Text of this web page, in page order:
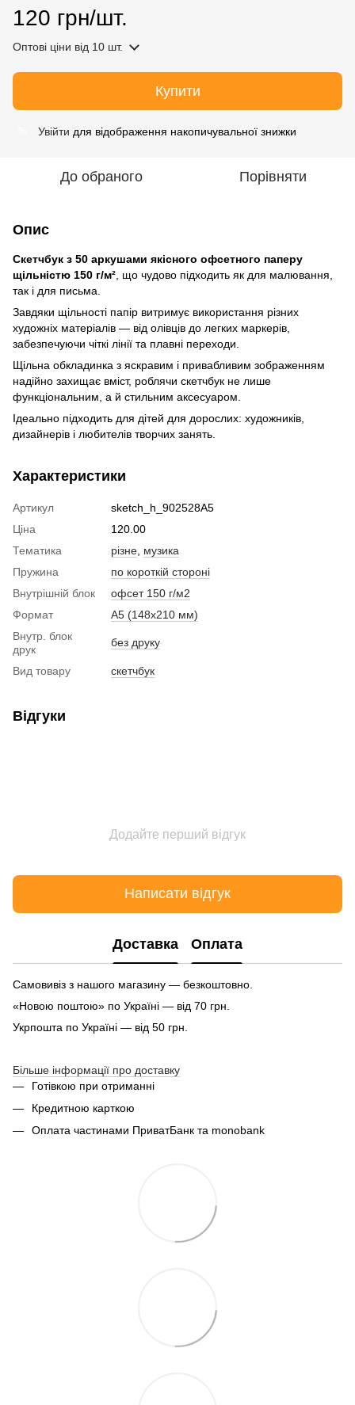
120 грн/шт.
Оптові ціни від 10 шт.
Купити
Увійти для відображення накопичувальної знижки
До обраного Порівняти
Опис
Скетчбук з 50 аркушами якісного офсетного паперу
щільністю 150 г/м² , що чудово підходить як для малювання,
так і для письма.
Завдяки щільності папір витримує використання різних
художніх матеріалів — від олівців до легких маркерів,
забезпечуючи чіткі лінії та плавні переходи.
Щільна обкладинка з яскравим і привабливим зображенням
надійно захищає вміст, роблячи скетчбук не лише
функціональним, а й стильним аксесуаром.
Ідеально підходить для дітей для дорослих: художників,
дизайнерів і любителів творчих занять.
Характеристики
Артикул
sketch_h_902528A5
Ціна
120.00
Тематика
різне музика
Пружина
по короткій стороні
Внутрішній блок
офсет 150 г/м2
Формат
А5 (148х210 мм)
Внутр. блок
друк
без друку
Вид товару скетчбук
Відгуки
Додайте перший відгук
Написати відгук
Доставка Оплата
Самовивіз з нашого магазину — безкоштовно.
«Новою поштою» по Україні — від 70 грн.
Укрпошта по Україні — від 50 грн.
Більше інформації про доставку
Готівкою при отриманні
Кредитною карткою
Оплата частинами ПриватБанк та monobank